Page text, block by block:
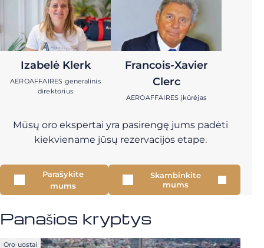
Izabelė Klerk
AEROAFFAIRES generalinis
direktorius
Francois-Xavier
Clerc
AEROAFFAIRES įkūrėjas
Mūsų oro ekspertai yra pasirengę jums padėti
kiekviename jūsų rezervacijos etape.
Parašykite
mums
Skambinkite
mums
Panašios kryptys
Oro uostai